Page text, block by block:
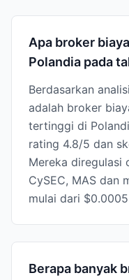
Apa broker
Polandia pada
Berdasarkan
adalah broker
tertinggi di
rating 4.8/5 dan
Mereka diregulasi
CySEC, MAS dan
mulai dari
Berapa banyak